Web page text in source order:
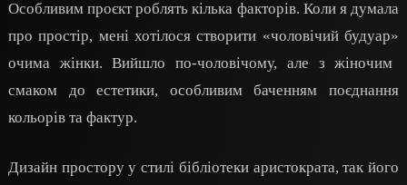
Особливим проєкт роблять кілька факторів. Коли я думала
про простір, мені хотілося створити «чоловічий будуар»
очима жінки. Вийшло по-чоловічому, але з жіночим
смаком до естетики, особливим баченням поєднання
кольорів та фактур.
Дизайн простору у стилі бібліотеки аристократа, так його